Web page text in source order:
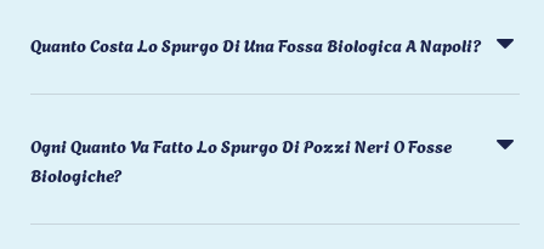
Quanto Costa Lo Spurgo Di Una Fossa Biologica A Napoli?
Ogni Quanto Va Fatto Lo Spurgo Di Pozzi Neri O Fosse
Biologiche?